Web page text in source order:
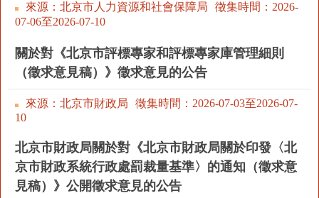
便民服務 利企服務
政民互動
12345網上接訴即辦 我要諮詢
來源：北京市人力資源和社會保障局 徵集時間： 2026-
07-06至2026-07-10
關於對《北京市評標專家和評標專家庫管理細則
（徵求意見稿）》徵求意見的公告
來源：北京市財政局 徵集時間： 2026-07-03至2026-07-
10
北京市財政局關於對《北京市財政局關於印發〈北
京市財政系統行政處罰裁量基準〉的通知（徵求意
見稿）》公開徵求意見的公告